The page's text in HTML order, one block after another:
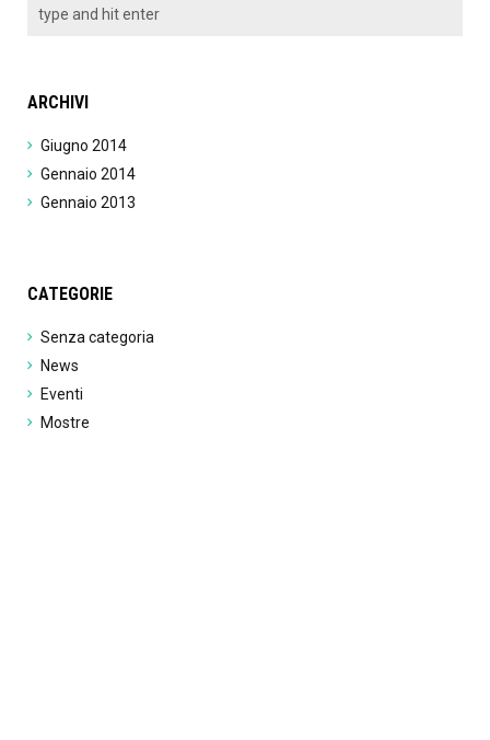
ARCHIVI
Giugno 2014
Gennaio 2014
Gennaio 2013
CATEGORIE
Senza categoria
News
Eventi
Mostre